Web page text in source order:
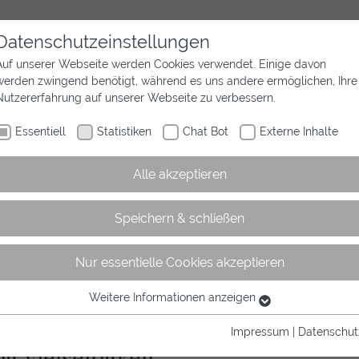
Aktuelles Wir sind Westfalen
unserer Webseite werden Cookies verwendet. Einige davon
zwingend benötigt, während es uns andere ermöglichen, Ihre
auf unserer Webseite zu verbessern.
Essentiell Statistiken Chat Bot Externe Inhalte
Alle akzeptieren
Speichern & schließen
Nur essentielle Cookies akzeptieren
Essentielle Cookies werden für grundlegende Funktionen der
Weitere Informationen anzeigen
Impressum